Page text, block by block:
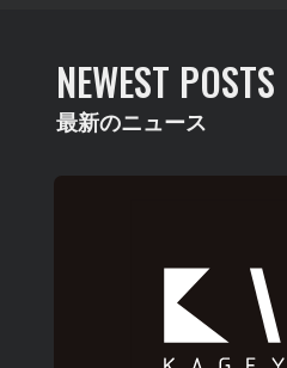
NEWEST POSTS
最新のニュース